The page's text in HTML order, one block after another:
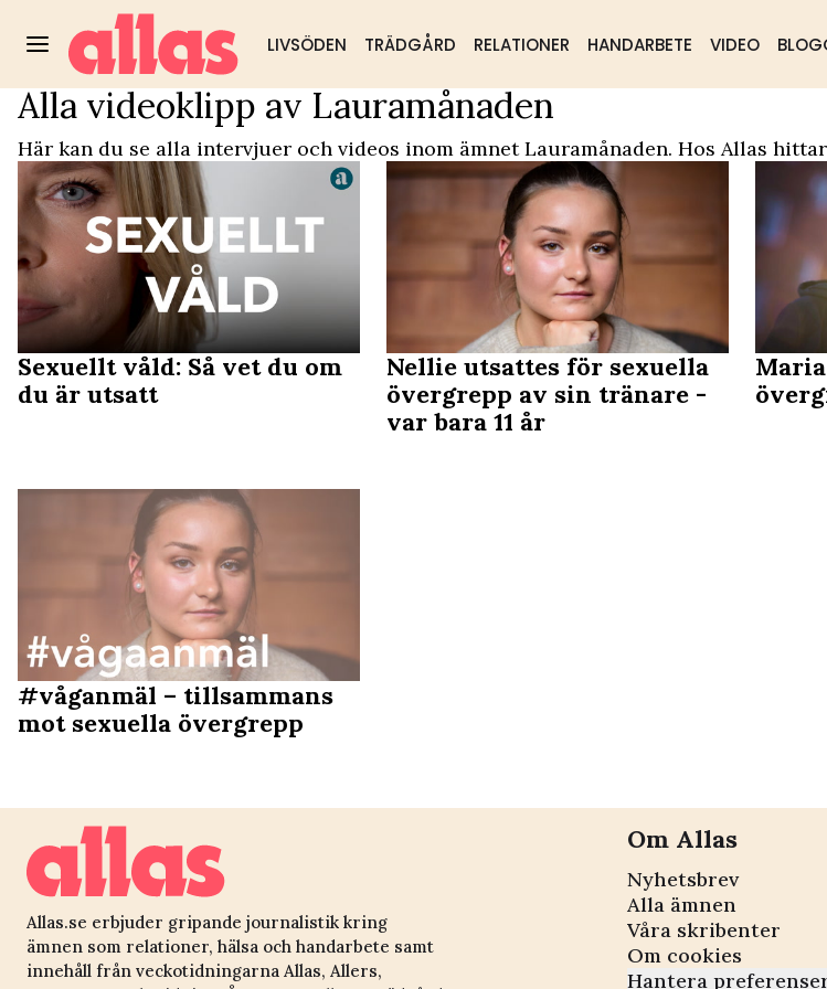
LIVSÖDEN TRÄDGÅRD RELATIONER HANDARBETE VIDEO
Populärt: Trädgård DIY & husmorstips Hälsa & välmående
Video Start/Lauramånaden
Alla videoklipp av Lauramånaden
Här kan du se alla intervjuer och videos inom ämnet Lauramånaden. Hos Allas
Sexuellt våld: Så vet du om
du är utsatt
Nellie utsattes för sexuella
övergrepp av sin tränare -
var bara 11 år
#våganmäl – tillsammans
mot sexuella övergrepp
Allas.se erbjuder gripande journalistik kring
ämnen som relationer, hälsa och handarbete samt
innehåll från veckotidningarna Allas, Allers,
Om Allas
Nyhetsbrev
Alla ämnen
Våra skribenter
Om cookies
Hantera